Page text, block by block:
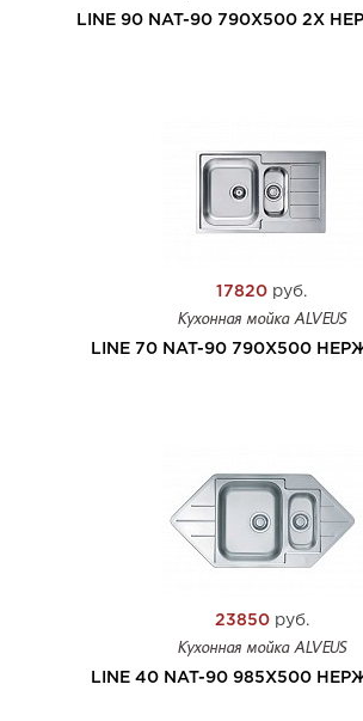
LINE 90 NAT-90 790X500 2X
17820 руб.
Кухонная мойка ALVEUS
LINE 70 NAT-90 790X500
23850руб.
Кухонная мойка ALVEUS
LINE 40 NAT-90 985X500